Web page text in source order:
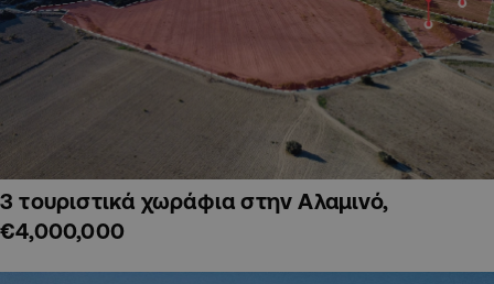
3 τουριστικά χωράφια στην Αλαμινό,
€4,000,000